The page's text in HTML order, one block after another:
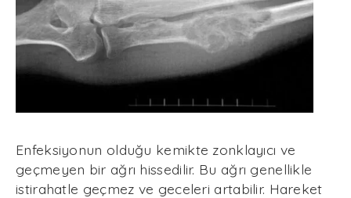
Enfeksiyonun olduğu kemikte zonklayıcı ve
geçmeyen bir ağrı hissedilir. Bu ağrı genellikle
istirahatle geçmez ve geceleri artabilir. Hareket